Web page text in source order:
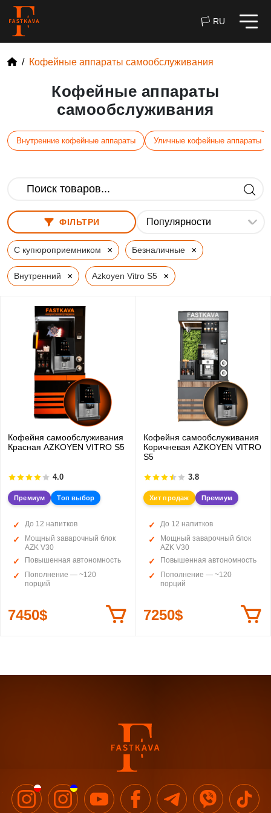
🏳 RU
Кофейные аппараты самообслуживания
Кофейные аппараты
самообслуживания
Внутренние кофейные аппараты Уличные кофейные аппараты
ФІЛЬТРИ
С купюроприемником × Безналичные ×
Внутренний × Azkoyen Vitro S5 ×
Кофейня самообслуживания
Красная AZKOYEN VITRO S5
4.0
Премиум Топ выбор
До 12 напитков
Мощный заварочный блок
AZK V30
Повышенная автономность
Пополнение — ~120
порций
7450$
Кофейня самообслуживания
Коричневая AZKOYEN VITRO
S5
3.8
Хит продаж Премиум
До 12 напитков
Мощный заварочный блок
AZK V30
Повышенная автономность
Пополнение — ~120
порций
7250$